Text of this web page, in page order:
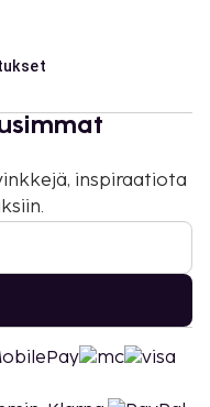
inspiraatiota